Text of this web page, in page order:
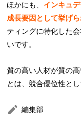
ほかにも、 インキュ
成長要因として挙げ
ティングに特化した
いです。
質の高い人材が質の
とは、競合優位性と
編集部